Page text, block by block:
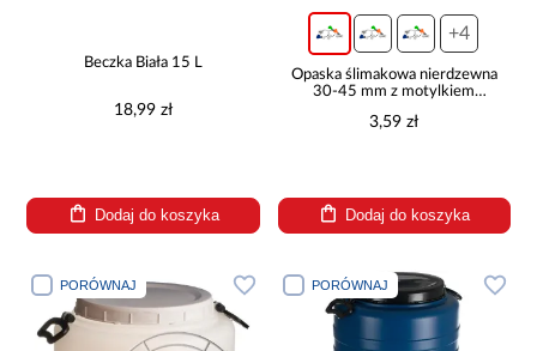
Beczka Biała 15 L
18,99 zł
Dodaj do koszyka
+4
Opaska ślimakowa nierdzewna
30-45 mm z motylkiem
3,59 zł
Dodaj do koszyka
PORÓWNAJ PORÓWNAJ